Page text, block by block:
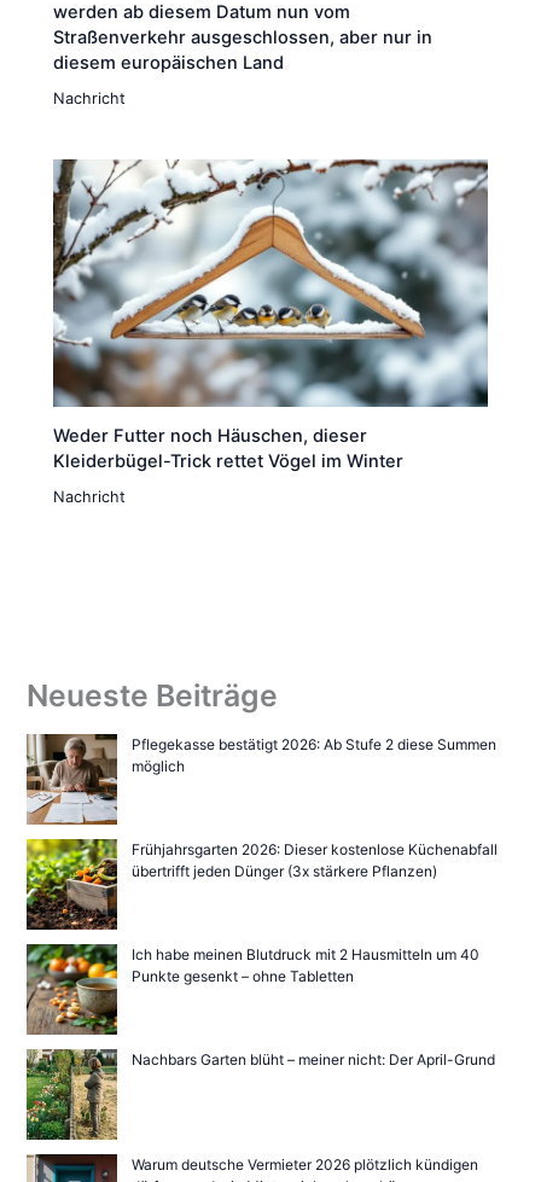
werden ab diesem Datum nun vom
Straßenverkehr ausgeschlossen, aber nur in
diesem europäischen Land
Nachricht
Weder Futter noch Häuschen, dieser
Kleiderbügel-Trick rettet Vögel im Winter
Nachricht
Neueste Beiträge
Pflegekasse bestätigt 2026: Ab Stufe 2 diese Summen
möglich
Frühjahrsgarten 2026: Dieser kostenlose Küchenabfall
übertrifft jeden Dünger (3x stärkere Pflanzen)
Ich habe meinen Blutdruck mit 2 Hausmitteln um 40
Punkte gesenkt – ohne Tabletten
Nachbars Garten blüht – meiner nicht: Der April-Grund
Warum deutsche Vermieter 2026 plötzlich kündigen